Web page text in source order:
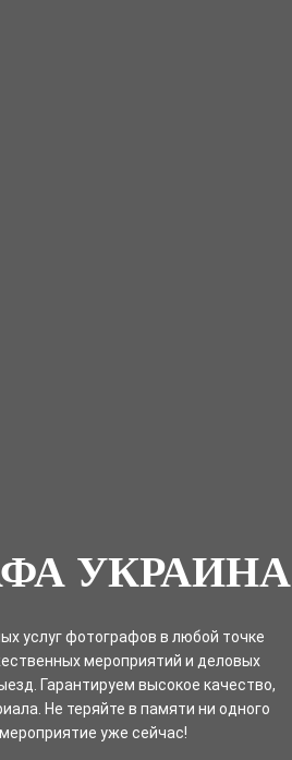
УКРАИНА
услуг фотографов в любой точке
мероприятий и деловых
Гарантируем высокое качество,
Не теряйте в памяти ни одного
уже сейчас!